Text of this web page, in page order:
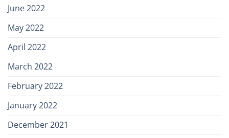
June 2022
May 2022
April 2022
March 2022
February 2022
January 2022
December 2021